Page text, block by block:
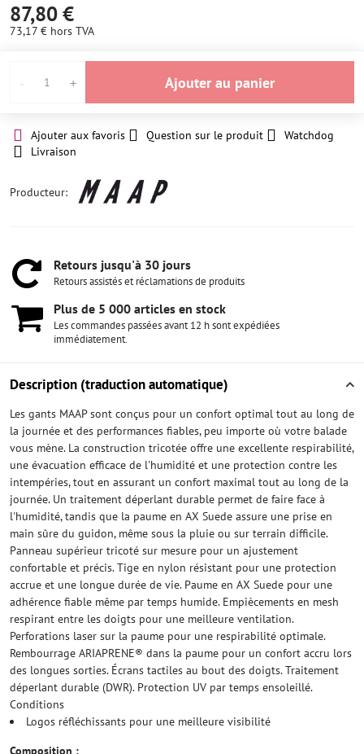
87,80 €
73,17 € hors TVA
Ajouter au panier
Ajouter aux favoris Question sur le produit
Watchdog
Livraison
Producteur:
Retours jusqu'à 30 jours
Retours assistés et réclamations de produits
Plus de 5 000 articles en stock
Les commandes passées avant 12 h sont expédiées
immédiatement.
Description (traduction automatique)
Les gants MAAP sont conçus pour un confort optimal tout au long de
la journée et des performances fiables, peu importe où votre balade
vous mène. La construction tricotée offre une excellente respirabilité,
une évacuation efficace de l'humidité et une protection contre les
intempéries, tout en assurant un confort maximal tout au long de la
journée. Un traitement déperlant durable permet de faire face à
l'humidité, tandis que la paume en AX Suede assure une prise en
main sûre du guidon, même sous la pluie ou sur terrain difficile.
Panneau supérieur tricoté sur mesure pour un ajustement
confortable et précis. Tige en nylon résistant pour une protection
accrue et une longue durée de vie. Paume en AX Suede pour une
adhérence fiable même par temps humide. Empiècements en mesh
respirant entre les doigts pour une meilleure ventilation.
Perforations laser sur la paume pour une respirabilité optimale.
Rembourrage ARIAPRENE® dans la paume pour un confort accru lors
des longues sorties. Écrans tactiles au bout des doigts. Traitement
déperlant durable (DWR). Protection UV par temps ensoleillé.
Conditions
Logos réfléchissants pour une meilleure visibilité
Composition :